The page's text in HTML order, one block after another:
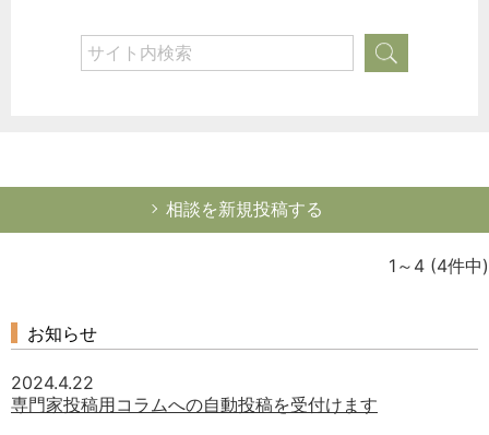
相談を新規投稿する
労務管理
総務の給湯室
秘書のノウハウ
1～4 (4件中)
お知らせ
2024.4.22
専門家投稿用コラムへの自動投稿を受付けます